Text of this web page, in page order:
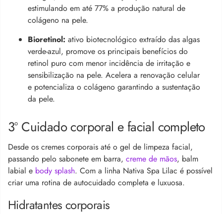
estimulando em até 77% a produção natural de
colágeno na pele.
Bioretinol: ativo biotecnológico extraído das algas
verde-azul, promove os principais benefícios do
retinol puro com menor incidência de irritação e
sensibilização na pele. Acelera a renovação celular
e potencializa o colágeno garantindo a sustentação
da pele.
3º Cuidado corporal e facial completo
Desde os cremes corporais até o gel de limpeza facial,
passando pelo sabonete em barra, creme de mãos, balm
labial e body splash. Com a linha Nativa Spa Lilac é possível
criar uma rotina de autocuidado completa e luxuosa.
Hidratantes corporais